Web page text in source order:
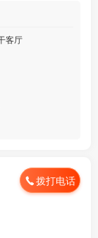
客厅
拨打电话